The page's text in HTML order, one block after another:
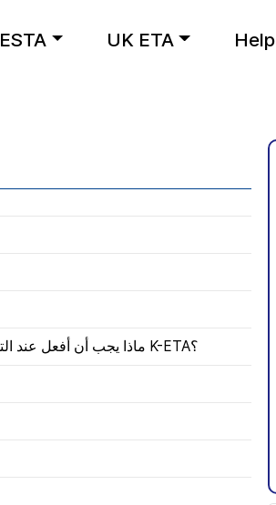
ESTA UK ETA Help
في جواز سفري لا يوجد اسم عائلة (Family Name). ماذا يجب أن أفعل عند التقديم للحصول على K-ETA؟